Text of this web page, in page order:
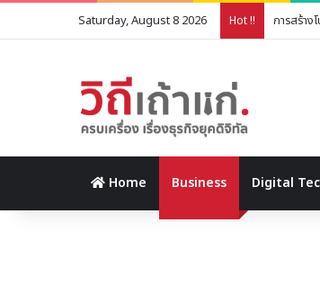
Saturday, August 8 2026 Hot !! แจกสูตร
Home Business Digital